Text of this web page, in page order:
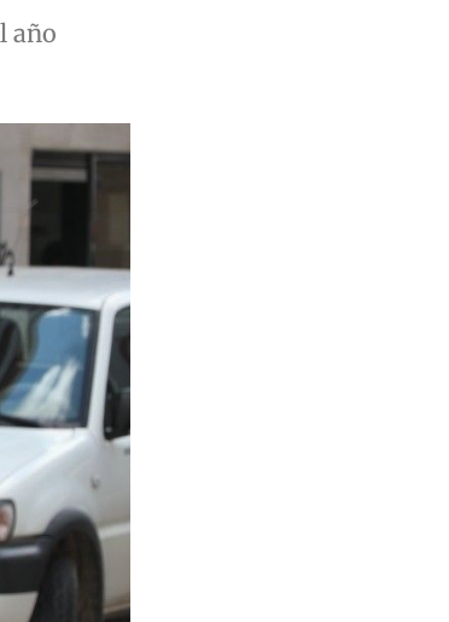
año